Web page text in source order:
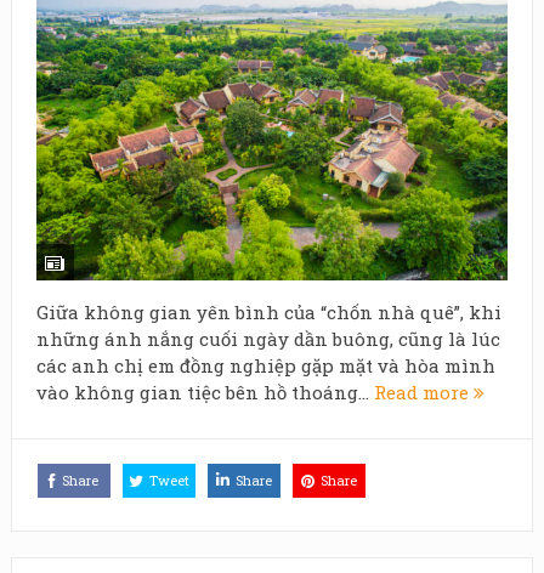
Giữa không gian yên bình của “chốn nhà quê”, khi
những ánh nắng cuối ngày dần buông, cũng là lúc
các anh chị em đồng nghiệp gặp mặt và hòa mình
vào không gian tiệc bên hồ thoáng... Read more
Share Tweet Share Share